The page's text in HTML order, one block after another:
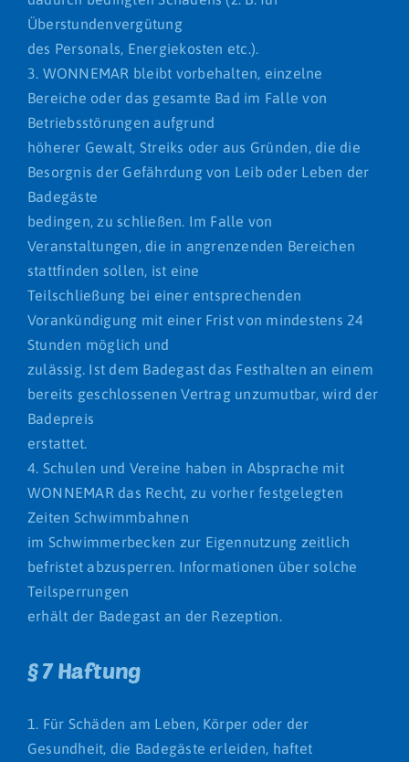
Überstundenvergütung
des Personals, Energiekosten etc.).
3. WONNEMAR bleibt vorbehalten, einzelne
Bereiche oder das gesamte Bad im Falle von
Betriebsstörungen aufgrund
höherer Gewalt, Streiks oder aus Gründen, die die
Besorgnis der Gefährdung von Leib oder Leben der
Badegäste
bedingen, zu schließen. Im Falle von
Veranstaltungen, die in angrenzenden Bereichen
stattfinden sollen, ist eine
Teilschließung bei einer entsprechenden
Vorankündigung mit einer Frist von mindestens 24
Stunden möglich und
zulässig. Ist dem Badegast das Festhalten an einem
bereits geschlossenen Vertrag unzumutbar, wird der
Badepreis
erstattet.
4. Schulen und Vereine haben in Absprache mit
WONNEMAR das Recht, zu vorher festgelegten
Zeiten Schwimmbahnen
im Schwimmerbecken zur Eigennutzung zeitlich
befristet abzusperren. Informationen über solche
Teilsperrungen
erhält der Badegast an der Rezeption.
§ 7 Haftung
1. Für Schäden am Leben, Körper oder der
Gesundheit, die Badegäste erleiden, haftet